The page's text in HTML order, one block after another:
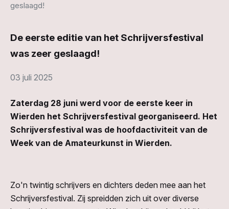
geslaagd!
De eerste editie van het Schrijversfestival
was zeer geslaagd!
03 juli 2025
Zaterdag 28 juni werd voor de eerste keer in
Wierden het Schrijversfestival georganiseerd. Het
Schrijversfestival was de hoofdactiviteit van de
Week van de Amateurkunst in Wierden.
Zo'n twintig schrijvers en dichters deden mee aan het
Schrijversfestival. Zij spreidden zich uit over diverse